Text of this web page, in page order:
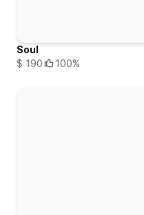
Soul
$ 190
100%